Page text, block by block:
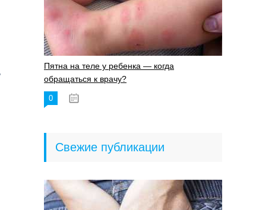
Пятна на теле у ребенка — когда
обращаться к врачу?
0
Свежие публикации